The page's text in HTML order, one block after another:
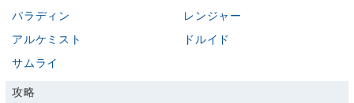
パラディン
レンジャー
アルケミスト
ドルイド
サムライ
攻略